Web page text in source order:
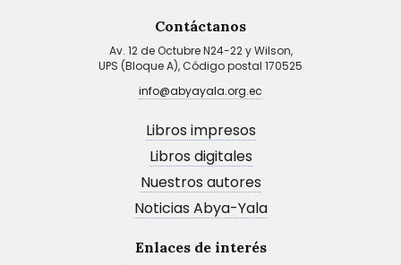
Contáctanos
Av. 12 de Octubre N24-22 y Wilson,
UPS (Bloque A), Código postal 170525
info@abyayala.org.ec
Libros impresos
Libros digitales
Nuestros autores
Noticias Abya-Yala
Enlaces de interés